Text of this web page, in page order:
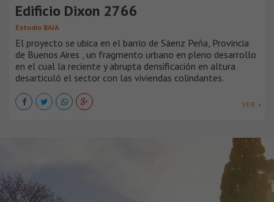
Edificio Dixon 2766
Estudio BAIA
El proyecto se ubica en el barrio de Sáenz Peña, Provincia
de Buenos Aires , un fragmento urbano en pleno desarrollo
en el cual la reciente y abrupta densificación en altura
desarticuló el sector con las viviendas colindantes.
VER +